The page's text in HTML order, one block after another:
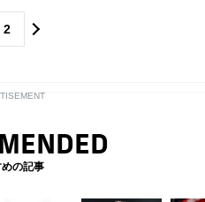
2
の記事